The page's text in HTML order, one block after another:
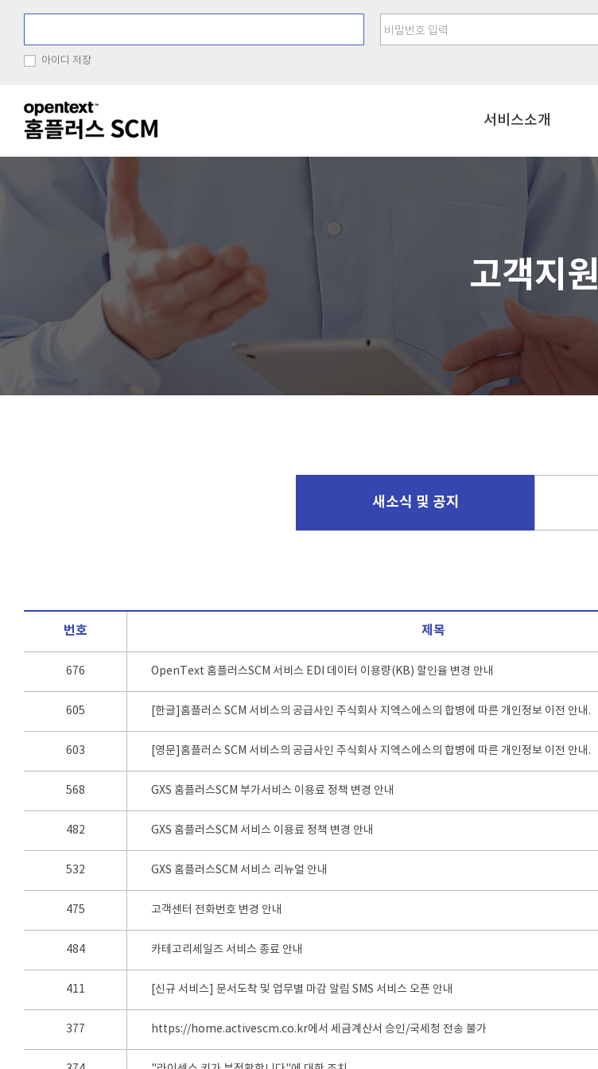
비밀번호 입력
아이디 저장
서비스소개
고객지원
새소식 및 공지
번호 제목
676 OpenText 홈플러스SCM 서비스 EDI 데이터 이용량(KB) 할인율 변경 안내
605 [한글]홈플러스 SCM 서비스의 공급사인 주식회사 지엑스에스의 합병에 따른 개인정보 이전 안내.
603 [영문]홈플러스 SCM 서비스의 공급사인 주식회사 지엑스에스의 합병에 따른 개인정보 이전 안내.
568 GXS 홈플러스SCM 부가서비스 이용료 정책 변경 안내
482 GXS 홈플러스SCM 서비스 이용료 정책 변경 안내
532 GXS 홈플러스SCM 서비스 리뉴얼 안내
475 고객센터 전화번호 변경 안내
484 카테고리세일즈 서비스 종료 안내
411 [신규 서비스] 문서도착 및 업무별 마감 알림 SMS 서비스 오픈 안내
377 https://home.activescm.co.kr에서 세금계산서 승인/국세청 전송 불가